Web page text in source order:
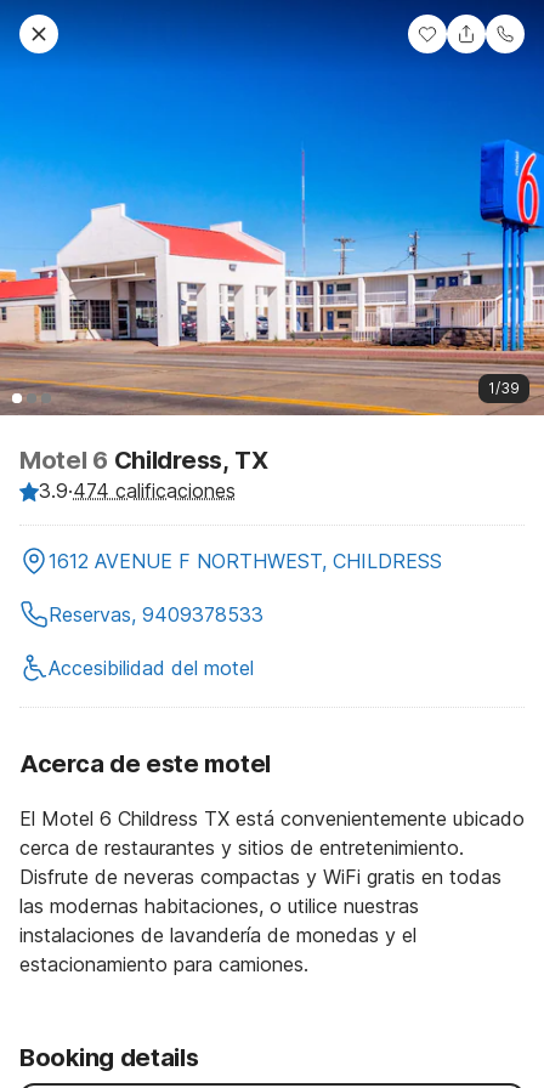
1/39
Motel 6 Childress, TX
3.9·474 calificaciones
1612 AVENUE F NORTHWEST, CHILDRESS
Reservas, 9409378533
Accesibilidad del motel
Acerca de este motel
El Motel 6 Childress TX está convenientemente ubicado
cerca de restaurantes y sitios de entretenimiento.
Disfrute de neveras compactas y WiFi gratis en todas
las modernas habitaciones, o utilice nuestras
instalaciones de lavandería de monedas y el
estacionamiento para camiones.
Booking details